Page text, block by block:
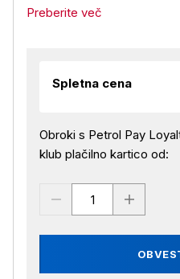
Preberite več
Spletna cena
Obroki s Petrol Pay
klub plačilno kartico od: